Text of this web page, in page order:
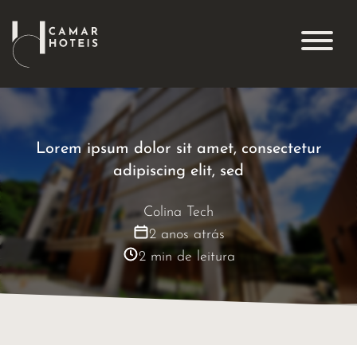
Lorem ipsum dolor sit amet, consectetur
adipiscing elit, sed
Colina Tech
2 anos atrás
2 min de leitura